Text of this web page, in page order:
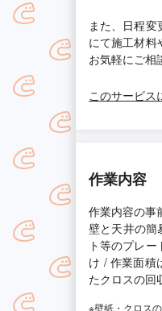
また、日程変
にて施工材料
お気軽にご相
このサービス
作業内容
作業内容の事
壁と天井の簡
ト等のプレ
け / 作業面積
たクロスの回
※壁紙・クロス